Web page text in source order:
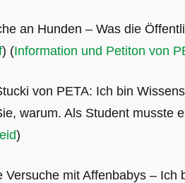
an Hunden – Was die
) (Information und Petiton von
von PETA: Ich bin
warum. Als Student musste
)
Versuche mit Affenbabys – Ich